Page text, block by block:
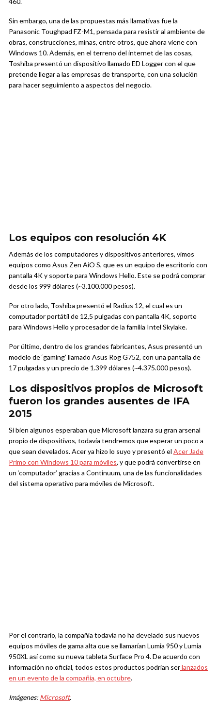
Sin embargo, una de las propuestas más llamativas fue la
Panasonic Toughpad FZ-M1, pensada para resistir al ambiente de
obras, construcciones, minas, entre otros, que ahora viene con
Windows 10. Además, en el terreno del internet de las cosas,
Toshiba presentó un dispositivo llamado ED Logger con el que
pretende llegar a las empresas de transporte, con una solución
para hacer seguimiento a aspectos del negocio.
Los equipos con resolución 4K
Además de los computadores y dispositivos anteriores, vimos
equipos como Asus Zen AiO S, que es un equipo de escritorio con
pantalla 4K y soporte para Windows Hello. Este se podrá comprar
desde los 999 dólares (~3.100.000 pesos).
Por otro lado, Toshiba presentó el Radius 12, el cual es un
computador portátil de 12,5 pulgadas con pantalla 4K, soporte
para Windows Hello y procesador de la familia Intel Skylake.
Por último, dentro de los grandes fabricantes, Asus presentó un
modelo de ‘gaming’ llamado Asus Rog G752, con una pantalla de
17 pulgadas y un precio de 1.399 dólares (~4.375.000 pesos).
Los dispositivos propios de Microsoft
fueron los grandes ausentes de IFA
2015
Si bien algunos esperaban que Microsoft lanzara su gran arsenal
propio de dispositivos, todavía tendremos que esperar un poco a
que sean develados. Acer ya hizo lo suyo y presentó el Acer Jade
Primo con Windows 10 para móviles, y que podrá convertirse en
un ‘computador’ gracias a Continuum, una de las funcionalidades
del sistema operativo para móviles de Microsoft.
Por el contrario, la compañía todavía no ha develado sus nuevos
equipos móviles de gama alta que se llamarían Lumia 950 y Lumia
950XL así como su nueva tableta Surface Pro 4. De acuerdo con
información no oficial, todos estos productos podrían serlanzados
en un evento de la compañía, en octubre.
Imágenes: Microsoft.